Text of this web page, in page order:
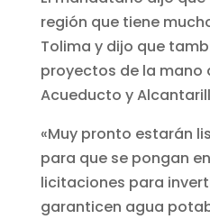
región que tiene
Tolima y dijo que
proyectos de la mano
Acueducto y
«Muy pronto estarán
para que se pongan
licitaciones para
garanticen agua